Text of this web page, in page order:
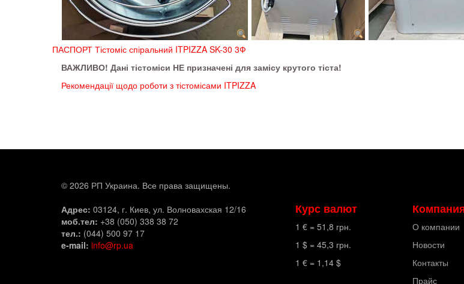
ПАСПОРТ Тістоміс спіральний ITPIZZA SK-30 3Ф
ВАЖЛИВО! Дані тістоміси НЕ призначені для замісу крутого тіста!
Рекомендації щодо роботи з тістомісами ITPIZZA
© 2026 РП Украина. Все права защищены.
Адрес: 03124, г. Киев, ул. Волновахская 12/16
моб.тел: +38 (050) 338 38 72
тел.: (044) 500 97 17
e-mail: info@rp.ua
Курс валют
1 € = 51,8 грн.
1 $ = 45,3 грн.
1 € = 1,14 $
О компании
Новости
Контакты
Прайс